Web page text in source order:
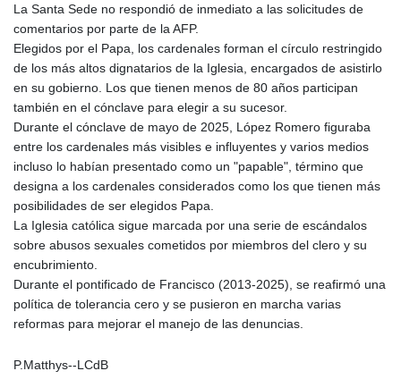
MOP 9.328972
MRU 46.285429
MUR 54.242586
MVR 17.815708
MWK 2001.953827
MXN 19.792091
MYR 4.714415
MZN 73.639049
NAD 18.831591
NGN 1572.438973
NIO 42.484154
NOK 10.977222
NPR 175.800197
OMR 0.443084
PAB 1.15453
PEN 3.902569
La Santa Sede no respondió de inmediato a las solicitudes de
comentarios por parte de la AFP.
Elegidos por el Papa, los cardenales forman el círculo restringido
de los más altos dignatarios de la Iglesia, encargados de asistirlo
en su gobierno. Los que tienen menos de 80 años participan
también en el cónclave para elegir a su sucesor.
Durante el cónclave de mayo de 2025, López Romero figuraba
entre los cardenales más visibles e influyentes y varios medios
incluso lo habían presentado como un "papable", término que
designa a los cardenales considerados como los que tienen más
posibilidades de ser elegidos Papa.
La Iglesia católica sigue marcada por una serie de escándalos
sobre abusos sexuales cometidos por miembros del clero y su
encubrimiento.
Durante el pontificado de Francisco (2013-2025), se reafirmó una
política de tolerancia cero y se pusieron en marcha varias
reformas para mejorar el manejo de las denuncias.
P.Matthys--LCdB